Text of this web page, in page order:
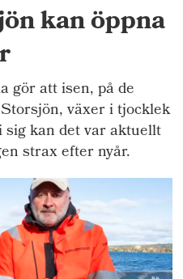
kan öppna
gör att isen, på de
växer i tjocklek
kan det var aktuellt
strax efter nyår.